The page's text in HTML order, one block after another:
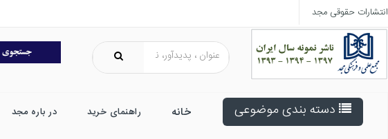
انتشارات حقوقی مجد
دسته بندی موضوعی خانه راهنمای خرید در باره مجد